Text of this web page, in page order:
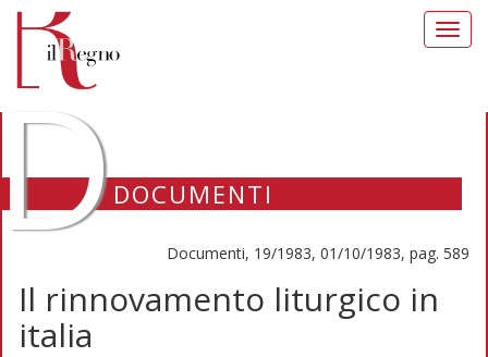
DOCUMENTI
Documenti, 19/1983, 01/10/1983, pag. 589
Il rinnovamento liturgico in
italia